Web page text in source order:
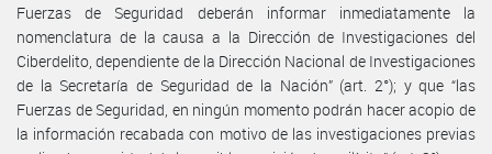
Fuerzas de Seguridad deberán informar inmediatamente la
nomenclatura de la causa a la Dirección de Investigaciones del
Ciberdelito, dependiente de la Dirección Nacional de Investigaciones
de la Secretaría de Seguridad de la Nación” (art. 2°); y que “las
Fuerzas de Seguridad, en ningún momento podrán hacer acopio de
la información recabada con motivo de las investigaciones previas